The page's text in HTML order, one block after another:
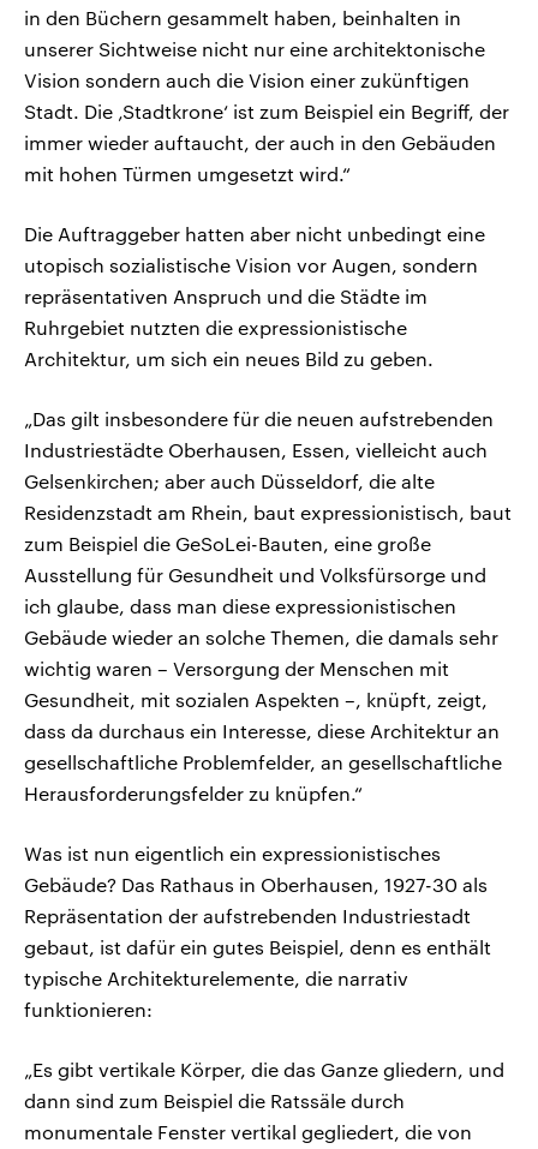
in den Büchern gesammelt haben, beinhalten in
unserer Sichtweise nicht nur eine architektonische
Vision sondern auch die Vision einer zukünftigen
Stadt. Die ‚Stadtkrone‘ ist zum Beispiel ein Begriff, der
immer wieder auftaucht, der auch in den Gebäuden
mit hohen Türmen umgesetzt wird.“
Die Auftraggeber hatten aber nicht unbedingt eine
utopisch sozialistische Vision vor Augen, sondern
repräsentativen Anspruch und die Städte im
Ruhrgebiet nutzten die expressionistische
Architektur, um sich ein neues Bild zu geben.
„Das gilt insbesondere für die neuen aufstrebenden
Industriestädte Oberhausen, Essen, vielleicht auch
Gelsenkirchen; aber auch Düsseldorf, die alte
Residenzstadt am Rhein, baut expressionistisch, baut
zum Beispiel die GeSoLei-Bauten, eine große
Ausstellung für Gesundheit und Volksfürsorge und
ich glaube, dass man diese expressionistischen
Gebäude wieder an solche Themen, die damals sehr
wichtig waren – Versorgung der Menschen mit
Gesundheit, mit sozialen Aspekten –, knüpft, zeigt,
dass da durchaus ein Interesse, diese Architektur an
gesellschaftliche Problemfelder, an gesellschaftliche
Herausforderungsfelder zu knüpfen.“
Was ist nun eigentlich ein expressionistisches
Gebäude? Das Rathaus in Oberhausen, 1927-30 als
Repräsentation der aufstrebenden Industriestadt
gebaut, ist dafür ein gutes Beispiel, denn es enthält
typische Architekturelemente, die narrativ
funktionieren:
„Es gibt vertikale Körper, die das Ganze gliedern, und
dann sind zum Beispiel die Ratssäle durch
monumentale Fenster vertikal gegliedert, die von